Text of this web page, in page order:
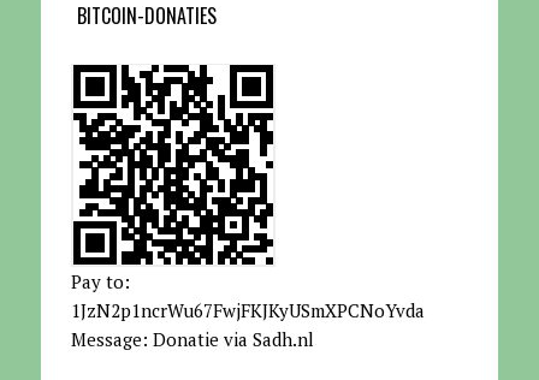
BITCOIN-DONATIES
Pay to:
1JzN2p1ncrWu67FwjFKJKyUSmXPCNoYvda
Message: Donatie via Sadh.nl